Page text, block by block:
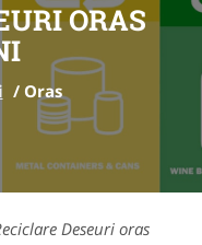
ORAS
/ Oras
Deseuri oras